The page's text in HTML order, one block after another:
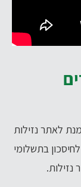
לאתר נזילות
בתשלומי
נזילות.